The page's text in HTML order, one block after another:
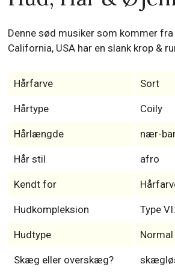
Denne sød musiker som kommer fra
California, USA har en slank krop &
Hårfarve Sort
Hårtype Coily
Hårlængde nær-
Hår stil afro
Kendt for
Hudkompleksion Type
Hudtype Normal
Skæg eller overskæg?